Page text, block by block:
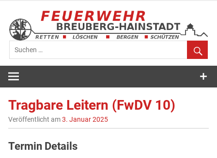
springen
Feuerwehr
Breuberg-
Hainstadt
Tragbare Leitern (FwDV 10)
Veröffentlicht am3. Januar 2025
Termin Details